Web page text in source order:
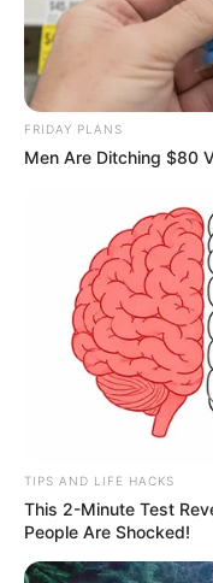
FRIDAY PLANS
Men Are Ditching $80
TIPS AND LIFE HACKS
This 2-Minute Test
People Are Shocked!